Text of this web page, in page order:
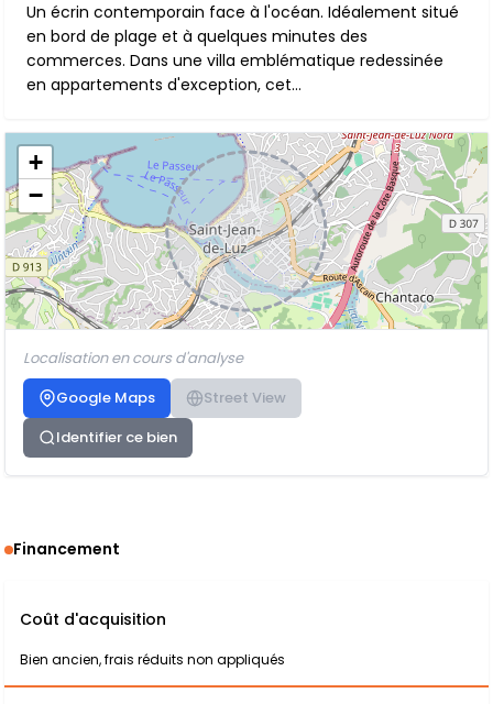
Un écrin contemporain face à l'océan. Idéalement situé
en bord de plage et à quelques minutes des
commerces. Dans une villa emblématique redessinée
en appartements d'exception, cet...
+
−
Localisation en cours d'analyse
Google Maps
Street View
Identifier ce bien
Financement
Coût d'acquisition
Bien ancien, frais réduits non appliqués